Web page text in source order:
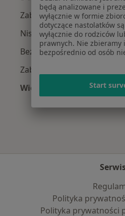
Zaburzenia lękowe w
Niskie poczucie własnej
Bezsenność w Krosnie
Zaburzenia nastroju w
Więcej (15)
Więcej w kategorii:
Polityka
Polityka prywatności
będą analizowane i
wyłącznie w formie
dotyczące nastolatków
wyłącznie do rodziców
prawnych. Nie zbieramy
bezpośrednio od osób
Start